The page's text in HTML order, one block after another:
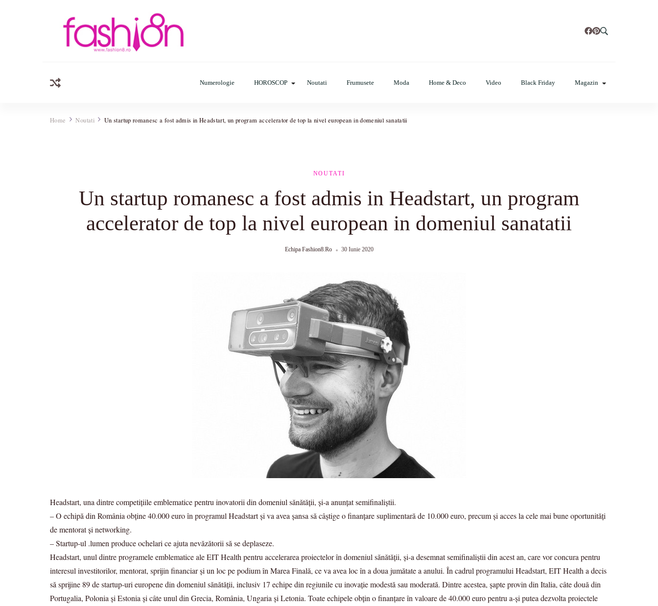
Numerologie HOROSCOP Noutati Frumusete Moda Home & Deco Video Black Friday Magazin
Home Noutati Un startup romanesc a fost admis in Headstart, un program accelerator de top la nivel european in domeniul sanatatii
NOUTATI
Un startup romanesc a fost admis in Headstart, un program
accelerator de top la nivel european in domeniul sanatatii
Echipa Fashion8.ro 30 Iunie 2020
Headstart, una dintre competițiile emblematice pentru inovatorii din domeniul sănătății, și-a anunțat semifinaliștii.
– O echipă din România obține 40.000 euro în programul Headstart și va avea șansa să câștige o finanțare suplimentară de 10.000 euro, precum și acces la cele mai bune oportunități
de mentorat și networking.
– Startup-ul .lumen produce ochelari ce ajuta nevăzătorii să se deplaseze.
Headstart, unul dintre programele emblematice ale EIT Health pentru accelerarea proiectelor în domeniul sănătății, și-a desemnat semifinaliștii din acest an, care vor concura pentru
interesul investitorilor, mentorat, sprijin financiar și un loc pe podium în Marea Finală, ce va avea loc în a doua jumătate a anului. În cadrul programului Headstart, EIT Health a decis
să sprijine 89 de startup-uri europene din domeniul sănătății, inclusiv 17 echipe din regiunile cu inovație modestă sau moderată. Dintre acestea, șapte provin din Italia, câte două din
Portugalia, Polonia și Estonia și câte unul din Grecia, România, Ungaria și Letonia. Toate echipele obțin o finanțare în valoare de 40.000 euro pentru a-și putea dezvolta proiectele